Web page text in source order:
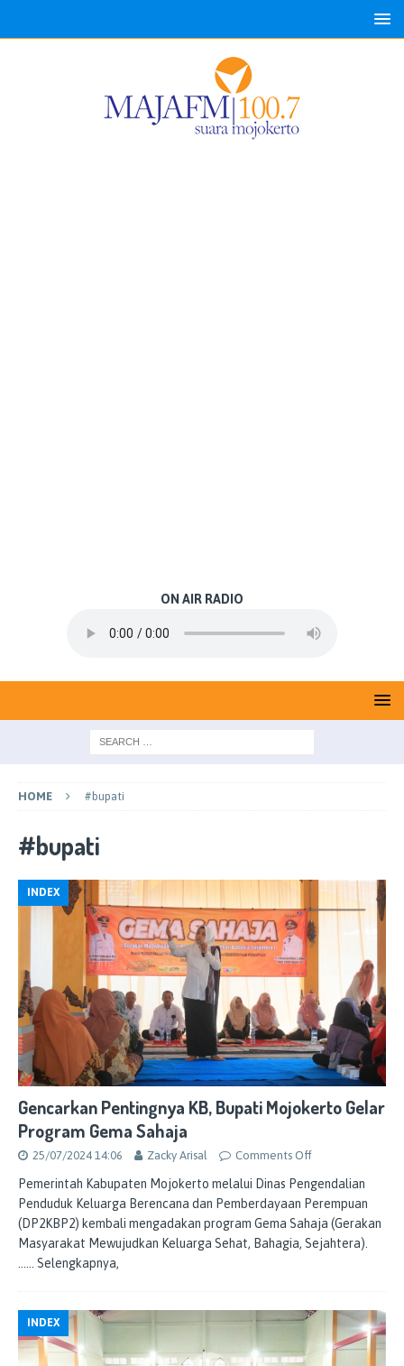
ON AIR RADIO
HOME #bupati
#bupati
INDEX
Gencarkan Pentingnya KB, Bupati Mojokerto Gelar
Program Gema Sahaja
25/07/2024 14:06 Zacky Arisal Comments Off
Pemerintah Kabupaten Mojokerto melalui Dinas Pengendalian
Penduduk Keluarga Berencana dan Pemberdayaan Perempuan
(DP2KBP2) kembali mengadakan program Gema Sahaja (Gerakan
Masyarakat Mewujudkan Keluarga Sehat, Bahagia, Sejahtera).
…… Selengkapnya,
INDEX